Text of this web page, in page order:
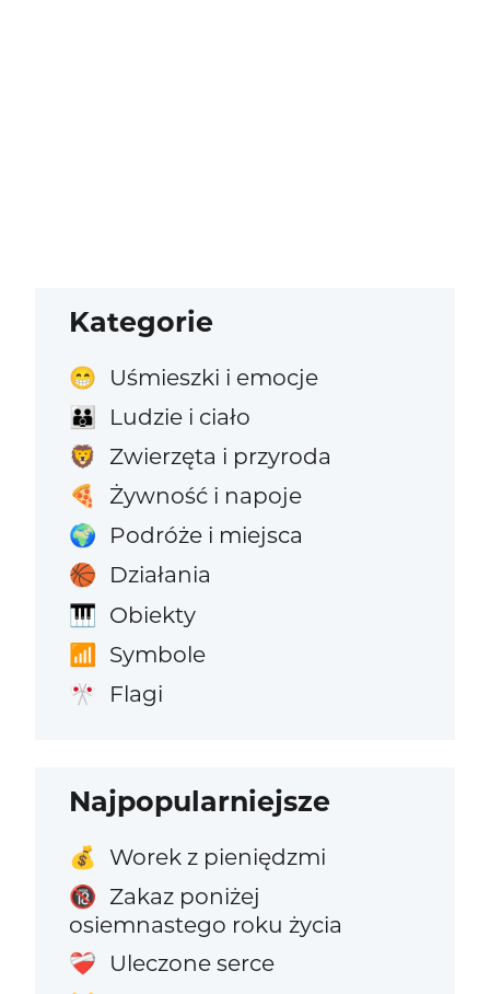
Kategorie
😁 Uśmieszki i emocje
👪 Ludzie i ciało
🦁 Zwierzęta i przyroda
🍕 Żywność i napoje
🌍 Podróże i miejsca
🏀 Działania
🎹 Obiekty
📶 Symbole
🎌 Flagi
Najpopularniejsze
💰 Worek z pieniędzmi
🔞 Zakaz poniżej
osiemnastego roku życia
❤️‍🩹 Uleczone serce